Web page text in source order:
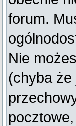
forum.
Nie
(chyba